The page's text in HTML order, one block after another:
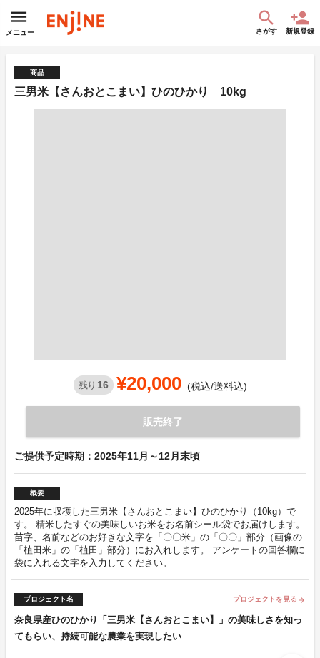
メニュー さがす 新規登録
商品
三男米【さんおとこまい】ひのひかり 10kg
残り 16 ¥20,000 (税込/送料込)
販売終了
ご提供予定時期：2025年11月～12月末頃
概要
2025年に収穫した三男米【さんおとこまい】ひのひかり（10kg）で
す。 精米したすぐの美味しいお米をお名前シール袋でお届けします。
苗字、名前などのお好きな文字を「〇〇米」の「〇〇」部分（画像の
「植田米」の「植田」部分）にお入れします。 アンケートの回答欄に
袋に入れる文字を入力してください。
プロジェクト名 プロジェクトを見る arrow_forward
奈良県産ひのひかり「三男米【さんおとこまい】」の美味しさを知っ
てもらい、持続可能な農業を実現したい